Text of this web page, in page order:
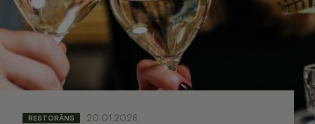
Konferences
Veselības centrs
Jaunumi
RESTORĀNS 20.01.2026